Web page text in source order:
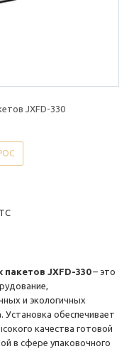
JXFD-330
JXFD-330– это
и экологичных
обеспечивает
качества готовой
в сфере упаковочного